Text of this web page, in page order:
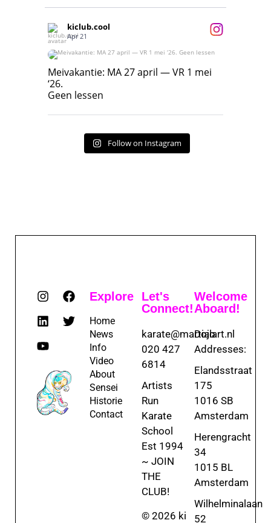
kiclub.cool
Apr 21
Meivakantie: MA 27 april — VR 1 mei ‘26.
Geen lessen
Meivakantie: MA 27 april — VR 1 mei
‘26.
Geen lessen
Follow on Instagram
Explore
Home
News
Info
Video
About
Sensei
Historie
Contact
Let's
Connect!
karate@martialart.nl
020 427
6814
Artists
Run
Karate
School
Est 1994
~ JOIN
THE
CLUB!
© 2026 ki
Welcome
Aboard!
Dojo
Addresses:
Elandsstraat
175
1016 SB
Amsterdam
Herengracht
34
1015 BL
Amsterdam
Wilhelminalaan
52